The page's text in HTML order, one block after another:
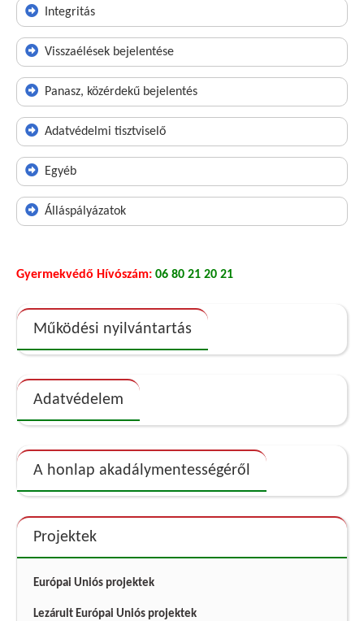
Integritás
Visszaélések bejelentése
Panasz, közérdekű bejelentés
Adatvédelmi tisztviselő
Egyéb
Álláspályázatok
Gyermekvédő Hívószám: 06 80 21 20 21
Működési nyilvántartás
Adatvédelem
A honlap akadálymentességéről
Projektek
Európai Uniós projektek
Lezárult Európai Uniós projektek